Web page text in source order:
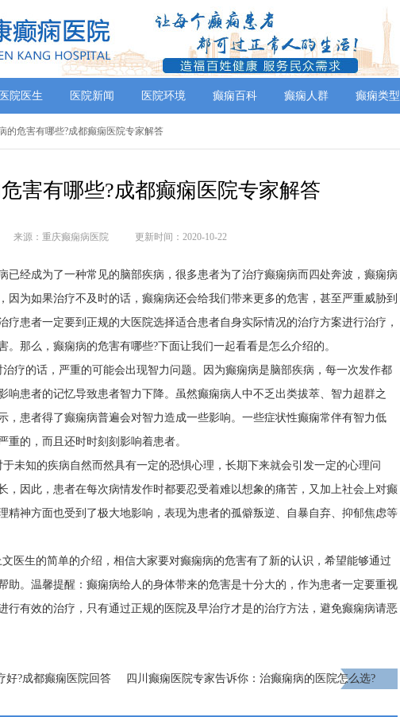
医院医生 医院新闻 医院环境 癫痫百科 癫痫人群 癫痫类型
的危害有哪些?成都癫痫医院专家解答
害有哪些?成都癫痫医院专家解答
来源：重庆癫痫病医院 更新时间：2020-10-22
已经成为了一种常见的脑部疾病，很多患者为了治疗癫痫病而四处奔波，癫痫病
因为如果治疗不及时的话，癫痫病还会给我们带来更多的危害，甚至严重威胁到
疗患者一定要到正规的大医院选择适合患者自身实际情况的治疗方案进行治疗，
。那么，癫痫病的危害有哪些?下面让我们一起看看是怎么介绍的。
疗的话，严重的可能会出现智力问题。因为癫痫病是脑部疾病，每一次发作都
响患者的记忆导致患者智力下降。虽然癫痫病人中不乏出类拔萃、智力超群之
，患者得了癫痫病普遍会对智力造成一些影响。一些症状性癫痫常伴有智力低
重的，而且还时时刻刻影响着患者。
未知的疾病自然而然具有一定的恐惧心理，长期下来就会引发一定的心理问
，因此，患者在每次病情发作时都要忍受着难以想象的痛苦，又加上社会上对癫
精神方面也受到了极大地影响，表现为患者的孤僻叛逆、自暴自弃、抑郁焦虑等
医生的简单的介绍，相信大家要对癫痫病的危害有了新的认识，希望能够通过
助。温馨提醒：癫痫病给人的身体带来的危害是十分大的，作为患者一定要重视
行有效的治疗，只有通过正规的医院及早治疗才是的治疗方法，避免癫痫病请恶
好?成都癫痫医院回答
四川癫痫医院专家告诉你：治癫痫病的医院怎么选?